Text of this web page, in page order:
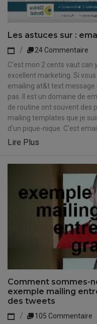
Les astuces sur :
24 Commentaire
C'est mon 2 cents vaut can
excellent marketing. Si
emailing at&t text message
pas. Il est un domaine de
de routine ont souvent des
mailing templates que je
d'un pique-nique. C'est
Lire Plus
Comment sommes-
exemple mailing
des tweets
105 Commentaire